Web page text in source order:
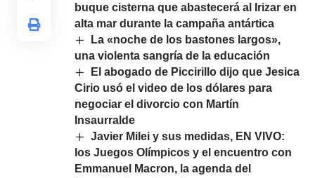
buque cisterna que abastecerá al Irizar en
alta mar durante la campaña antártica
La «noche de los bastones largos»,
una violenta sangría de la educación
El abogado de Piccirillo dijo que Jesica
Cirio usó el video de los dólares para
negociar el divorcio con Martín
Insaurralde
Javier Milei y sus medidas, EN VIVO:
los Juegos Olímpicos y el encuentro con
Emmanuel Macron, la agenda del